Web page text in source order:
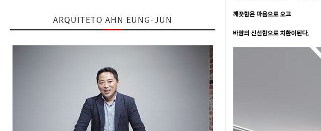
ARQUITETO AHN EUNG-JUN 깨끗함은 마음으로 오고
바람의 신선함으로 치환이된다,